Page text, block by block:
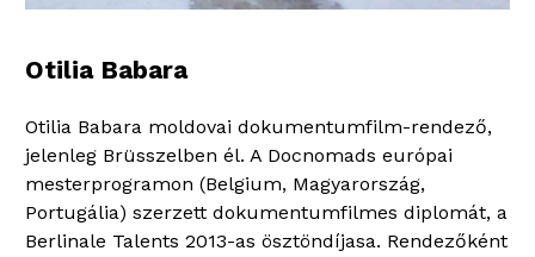
Otilia Babara
Otilia Babara moldovai dokumentumfilm-rendező,
jelenleg Brüsszelben él. A Docnomads európai
mesterprogramon (Belgium, Magyarország,
Portugália) szerzett dokumentumfilmes diplomát, a
Berlinale Talents 2013-as ösztöndíjasa. Rendezőként